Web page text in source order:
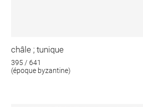
châle ; tunique
395 / 641
(époque byzantine)